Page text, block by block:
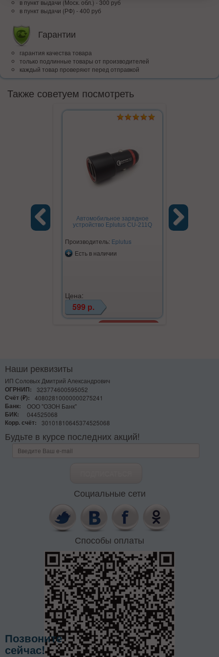
в пункт выдачи (Моск. обл.) - 300 руб
в пункт выдачи (РФ) - 400 руб
Гарантии
гарантия качества товара
только подлинные товары от производителей
каждый товар проверяют перед отправкой
Также советуем посмотреть
Автомобильное зарядное
устройство Eplutus CU-211Q
Производитель: Eplutus
Есть в наличии
Цена:
599 р.
Наши реквизиты
ИП Соловых Дмитрий Александрович
ОГРНИП:
323774600595052
Счёт (₽):
40802810000000275241
Банк:
ООО "ОЗОН Банк"
БИК:
044525068
Корр. счёт:
30101810645374525068
Будьте в курсе последних акций!
Социальные сети
Способы оплаты
Позвоните
сейчас!